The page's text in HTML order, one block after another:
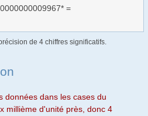
=
de 4 chiffres significatifs.
données dans les cases du
millième d'unité près, donc 4